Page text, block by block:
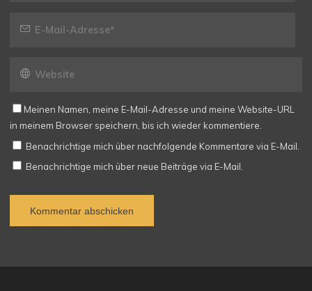
Meinen Namen, meine E-Mail-Adresse und meine Website-URL
in meinem Browser speichern, bis ich wieder kommentiere.
Benachrichtige mich über nachfolgende Kommentare via E-Mail.
Benachrichtige mich über neue Beiträge via E-Mail.